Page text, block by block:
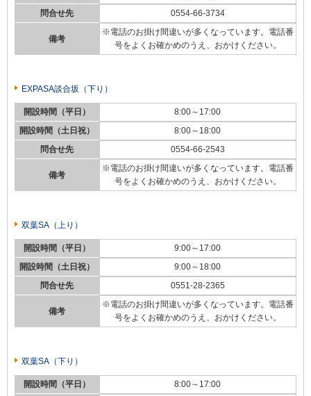
問合せ先
0554-66-3734
備考
※電話のお掛け間違いが多くなっています。電話番
号をよくお確かめのうえ、おかけください。
EXPASA談合坂（下り）
開設時間（平日）
8:00～17:00
開設時間（土日祝）
8:00～18:00
問合せ先
0554-66-2543
備考
※電話のお掛け間違いが多くなっています。電話番
号をよくお確かめのうえ、おかけください。
双葉SA（上り）
開設時間（平日）
9:00～17:00
開設時間（土日祝）
9:00～18:00
問合せ先
0551-28-2365
備考
※電話のお掛け間違いが多くなっています。電話番
号をよくお確かめのうえ、おかけください。
双葉SA（下り）
開設時間（平日）
8:00～17:00